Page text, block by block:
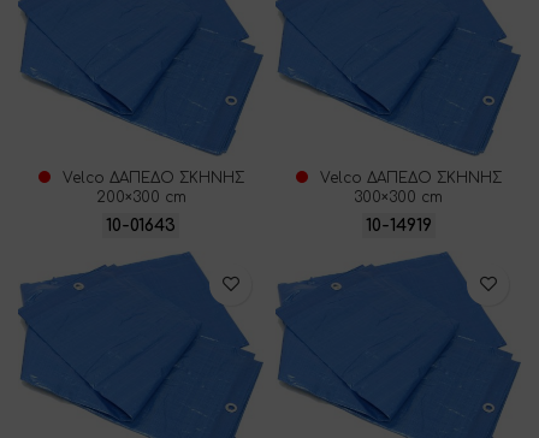
Velco ΔΑΠΕΔΟ ΣΚΗΝΗΣ
200×300 cm
10-01643
Velco ΔΑΠΕΔΟ ΣΚΗΝΗΣ
300×300 cm
10-14919